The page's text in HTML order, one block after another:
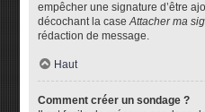
empêcher une signature d’être
décochant la caseAttacher ma
rédaction de message.
Haut
Comment créer un sondage ?